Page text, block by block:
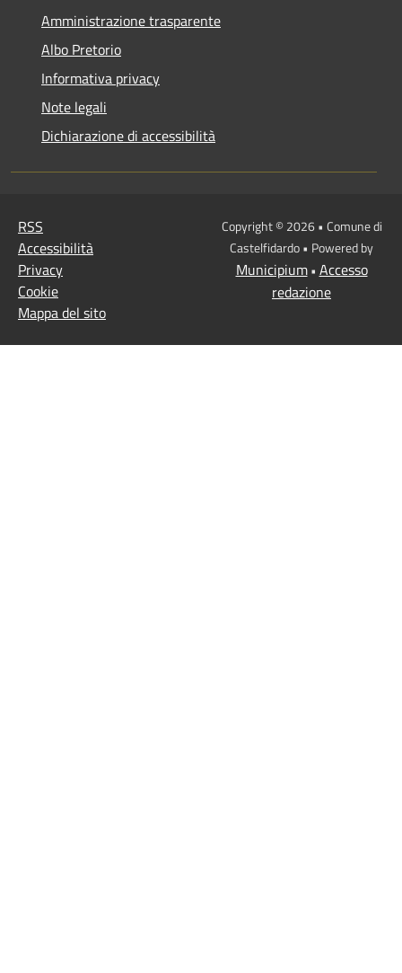
Amministrazione trasparente
Albo Pretorio
Informativa privacy
Note legali
Dichiarazione di accessibilità
RSS
Accessibilità
Privacy
Cookie
Mappa del sito
Copyright © 2026 • Comune di
Castelfidardo • Powered by
Municipium• Accesso
redazione